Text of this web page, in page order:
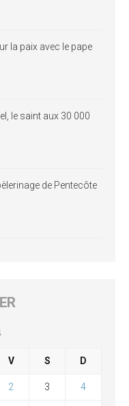
la paix avec le pape
le saint aux 30 000
de Pentecôte
V S D
2 3 4